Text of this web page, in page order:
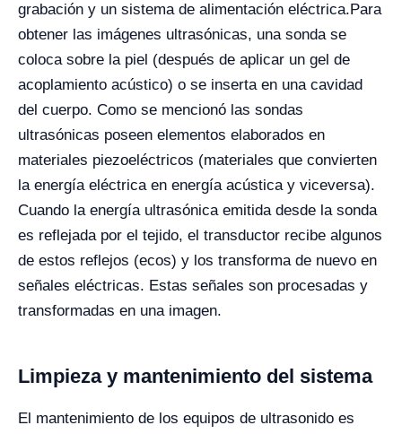
grabación y un sistema de alimentación eléctrica.Para
obtener las imágenes ultrasónicas, una sonda se
coloca sobre la piel (después de aplicar un gel de
acoplamiento acústico) o se inserta en una cavidad
del cuerpo. Como se mencionó las sondas
ultrasónicas poseen elementos elaborados en
materiales piezoeléctricos (materiales que convierten
la energía eléctrica en energía acústica y viceversa).
Cuando la energía ultrasónica emitida desde la sonda
es reflejada por el tejido, el transductor recibe algunos
de estos reflejos (ecos) y los transforma de nuevo en
señales eléctricas. Estas señales son procesadas y
transformadas en una imagen.
Limpieza y mantenimiento del sistema
El mantenimiento de los equipos de ultrasonido es